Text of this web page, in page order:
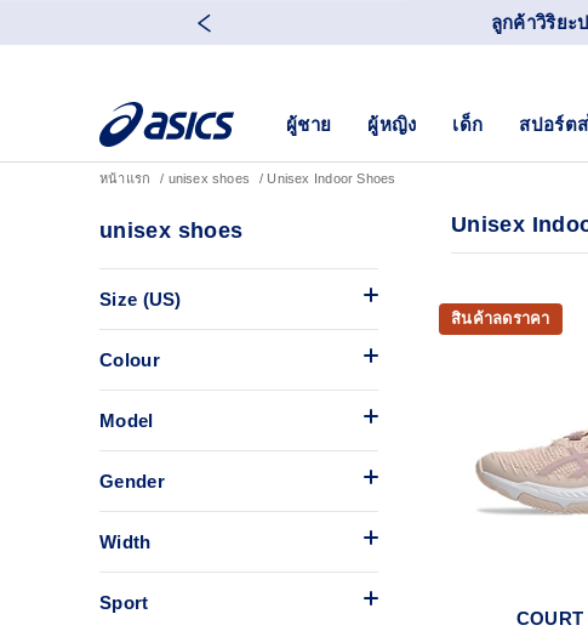
ลูกค้าวิริยะ
ผู้ชาย ผู้หญิง เด็ก สปอร์ต
หน้าแรก unisex shoes Unisex Indoor Shoes
unisex shoes
Size (US)
Colour
Model
Gender
Width
Sport
Unisex
สินค้าลดราคา